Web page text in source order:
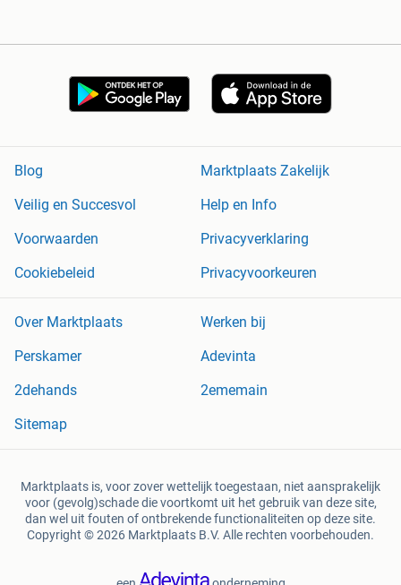
Blog
Marktplaats Zakelijk
Veilig en Succesvol
Help en Info
Voorwaarden
Privacyverklaring
Cookiebeleid
Privacyvoorkeuren
Over Marktplaats
Werken bij
Perskamer
Adevinta
2dehands
2ememain
Sitemap
Marktplaats is, voor zover wettelijk toegestaan, niet aansprakelijk
voor (gevolg)schade die voortkomt uit het gebruik van deze site,
dan wel uit fouten of ontbrekende functionaliteiten op deze site.
Copyright © 2026 Marktplaats B.V. Alle rechten voorbehouden.